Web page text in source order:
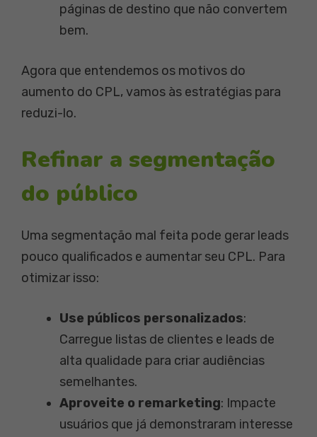
páginas de destino que não convertem
bem.
Agora que entendemos os motivos do
aumento do CPL, vamos às estratégias para
reduzi-lo.
Refinar a segmentação
do público
Uma segmentação mal feita pode gerar leads
pouco qualificados e aumentar seu CPL. Para
otimizar isso:
Use públicos personalizados:
Carregue listas de clientes e leads de
alta qualidade para criar audiências
semelhantes.
Aproveite o remarketing: Impacte
usuários que já demonstraram interesse